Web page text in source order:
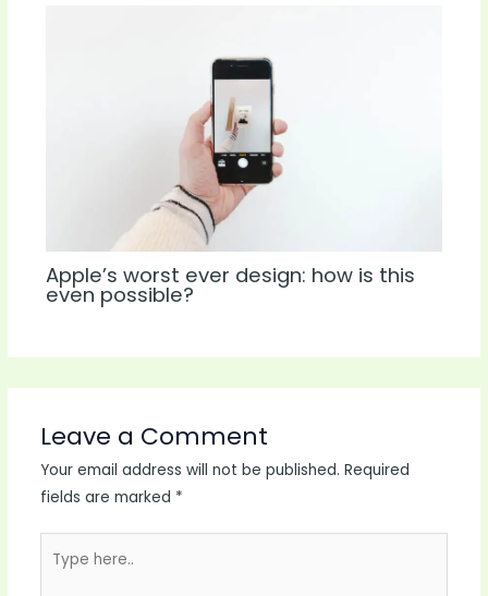
Apple’s worst ever design: how is this
even possible?
Leave a Comment
Your email address will not be published. Required
fields are marked *
here..